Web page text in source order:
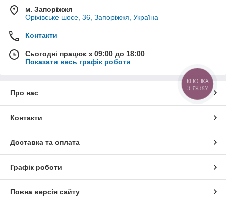
м. Запоріжжя
Оріхівське шосе, 36, Запоріжжя, Україна
Контакти
Сьогодні працює з 09:00 до 18:00
Показати весь графік роботи
Про нас
Контакти
Доставка та оплата
Графік роботи
Повна версія сайту
КНОПКА
ЗВ'ЯЗКУ